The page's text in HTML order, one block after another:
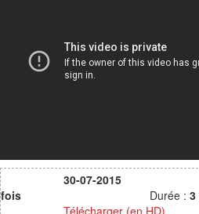
30-07-2015
fois
Durée : 3
Télécharger (en HD)